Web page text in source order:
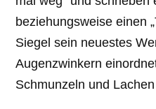
beziehungsweise einen
Siegel sein neuestes
Augenzwinkern
Schmunzeln und